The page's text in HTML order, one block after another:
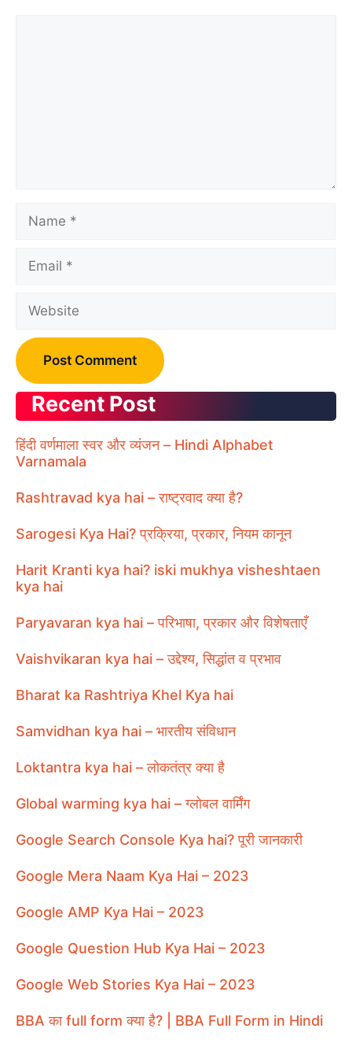
Recent Post
हिंदी वर्णमाला स्वर और व्यंजन – Hindi Alphabet
Varnamala
Rashtravad kya hai – राष्ट्रवाद क्या है?
Sarogesi Kya Hai? प्रक्रिया, प्रकार, नियम कानून
Harit Kranti kya hai? iski mukhya visheshtaen
kya hai
Paryavaran kya hai – परिभाषा, प्रकार और विशेषताएँ
Vaishvikaran kya hai – उद्देश्य, सिद्धांत व प्रभाव
Bharat ka Rashtriya Khel Kya hai
Samvidhan kya hai – भारतीय संविधान
Loktantra kya hai – लोकतंत्र क्या है
Global warming kya hai – ग्लोबल वार्मिंग
Google Search Console Kya hai? पूरी जानकारी
Google Mera Naam Kya Hai – 2023
Google AMP Kya Hai – 2023
Google Question Hub Kya Hai – 2023
Google Web Stories Kya Hai – 2023
BBA का full form क्या है? | BBA Full Form in Hindi